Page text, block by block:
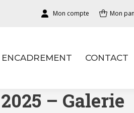
Mon compte Mon
ENCADREMENT CONTACT
– Galerie